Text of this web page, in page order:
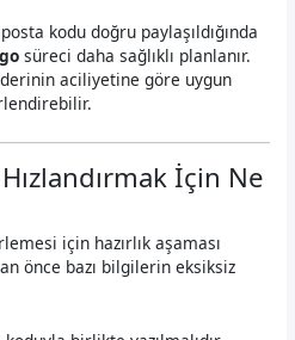
kodu doğru paylaşıldığında
süreci daha sağlıklı planlanır.
aciliyetine göre uygun
İçin Ne
için hazırlık aşaması
önce bazı bilgilerin eksiksiz